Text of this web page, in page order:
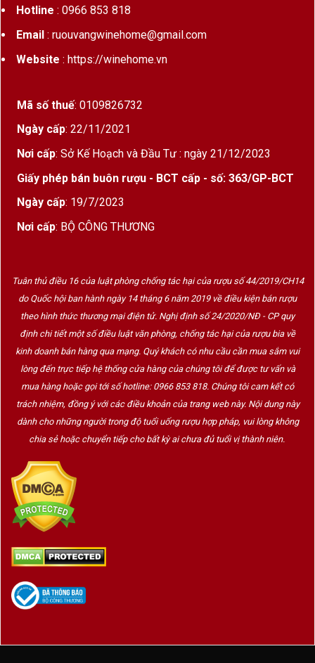
Hotline : 0966 853 818
Email: ruouvangwinehome@gmail.com
Website : https://winehome.vn
Mã số thuế: 0109826732
Ngày cấp: 22/11/2021
Nơi cấp: Sở Kế Hoạch và Đầu Tư : ngày 21/12/2023
Giấy phép bán buôn rượu - BCT cấp - số: 363/GP-BCT
Ngày cấp: 19/7/2023
Nơi cấp: BỘ CÔNG THƯƠNG
Tuân thủ điều 16 của luật phòng chống tác hại của rượu số 44/2019/CH14
do Quốc hội ban hành ngày 14 tháng 6 năm 2019 về điều kiện bán rượu
theo hình thức thương mại điện tử. Nghị định số 24/2020/NĐ - CP quy
định chi tiết một số điều luật văn phòng, chống tác hại của rượu bia về
kinh doanh bán hàng qua mạng. Quý khách có nhu cầu cần mua sắm vui
lòng đến trực tiếp hệ thống cửa hàng của chúng tôi để được tư vấn và
mua hàng hoặc gọi tới số hotline: 0966 853 818. Chúng tôi cam kết có
trách nhiệm, đồng ý với các điều khoản của trang web này. Nội dung này
dành cho những người trong độ tuổi uống rượu hợp pháp, vui lòng không
chia sẻ hoặc chuyển tiếp cho bất kỳ ai chưa đủ tuổi vị thành niên.